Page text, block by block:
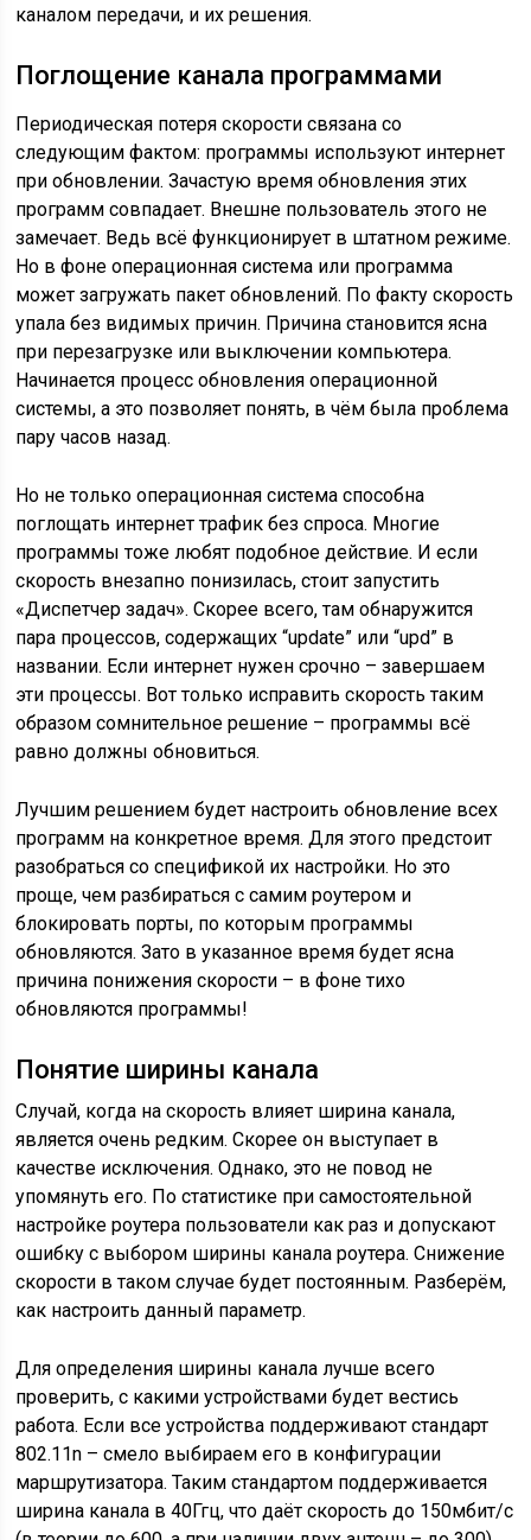
каналом передачи, и их решения.
Поглощение канала программами
Периодическая потеря скорости связана со
следующим фактом: программы используют интернет
при обновлении. Зачастую время обновления этих
программ совпадает. Внешне пользователь этого не
замечает. Ведь всё функционирует в штатном режиме.
Но в фоне операционная система или программа
может загружать пакет обновлений. По факту скорость
упала без видимых причин. Причина становится ясна
при перезагрузке или выключении компьютера.
Начинается процесс обновления операционной
системы, а это позволяет понять, в чём была проблема
пару часов назад.
Но не только операционная система способна
поглощать интернет трафик без спроса. Многие
программы тоже любят подобное действие. И если
скорость внезапно понизилась, стоит запустить
«Диспетчер задач». Скорее всего, там обнаружится
пара процессов, содержащих “update” или “upd” в
названии. Если интернет нужен срочно – завершаем
эти процессы. Вот только исправить скорость таким
образом сомнительное решение – программы всё
равно должны обновиться.
Лучшим решением будет настроить обновление всех
программ на конкретное время. Для этого предстоит
разобраться со спецификой их настройки. Но это
проще, чем разбираться с самим роутером и
блокировать порты, по которым программы
обновляются. Зато в указанное время будет ясна
причина понижения скорости – в фоне тихо
обновляются программы!
Понятие ширины канала
Случай, когда на скорость влияет ширина канала,
является очень редким. Скорее он выступает в
качестве исключения. Однако, это не повод не
упомянуть его. По статистике при самостоятельной
настройке роутера пользователи как раз и допускают
ошибку с выбором ширины канала роутера. Снижение
скорости в таком случае будет постоянным. Разберём,
как настроить данный параметр.
Для определения ширины канала лучше всего
проверить, с какими устройствами будет вестись
работа. Если все устройства поддерживают стандарт
802.11n – смело выбираем его в конфигурации
маршрутизатора. Таким стандартом поддерживается
ширина канала в 40Ггц, что даёт скорость до 150мбит/с